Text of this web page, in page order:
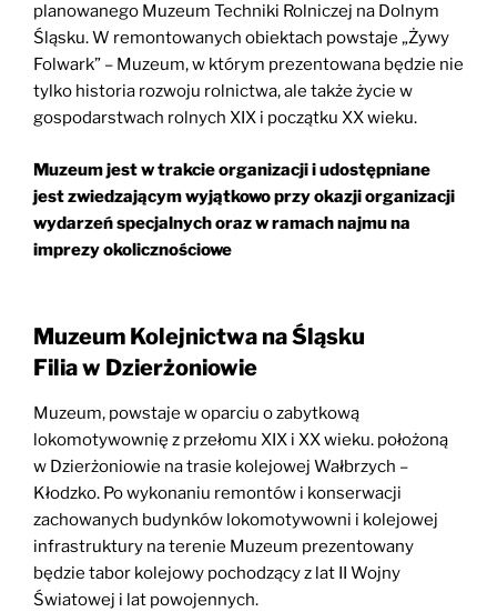
planowanego Muzeum Techniki Rolniczej na Dolnym
Śląsku. W remontowanych obiektach powstaje „Żywy
Folwark” – Muzeum, w którym prezentowana będzie nie
tylko historia rozwoju rolnictwa, ale także życie w
gospodarstwach rolnych XIX i początku XX wieku.
Muzeum jest w trakcie organizacji i udostępniane
jest zwiedzającym wyjątkowo przy okazji organizacji
wydarzeń specjalnych oraz w ramach najmu na
imprezy okolicznościowe
Muzeum Kolejnictwa na Śląsku
Filia w Dzierżoniowie
Muzeum, powstaje w oparciu o zabytkową
lokomotywownię z przełomu XIX i XX wieku. położoną
w Dzierżoniowie na trasie kolejowej Wałbrzych –
Kłodzko. Po wykonaniu remontów i konserwacji
zachowanych budynków lokomotywowni i kolejowej
infrastruktury na terenie Muzeum prezentowany
będzie tabor kolejowy pochodzący z lat II Wojny
Światowej i lat powojennych.